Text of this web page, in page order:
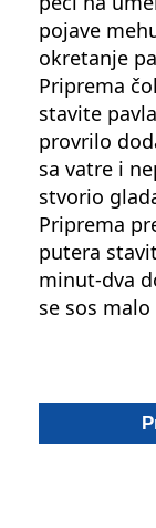
pojave
okretanje
Priprema
stavite
provrilo
sa vatre i
stvorio
Priprema
putera
minut-dva
se sos